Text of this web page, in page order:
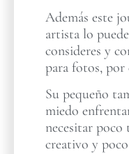
Además este
artista lo
consideres y
para fotos, por
Su pequeño
miedo
necesitar poco
creativo y